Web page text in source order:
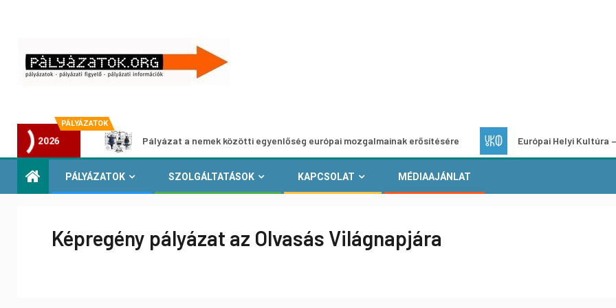
PÁLYÁZATOK
2026 Pályázat a nemek közötti egyenlőség európai mozgalmainak erősítésére Európai Helyi Kultúra –
PÁLYÁZATOK SZOLGÁLTATÁSOK KAPCSOLAT MÉDIAAJÁNLAT
Képregény pályázat az Olvasás Világnapjára